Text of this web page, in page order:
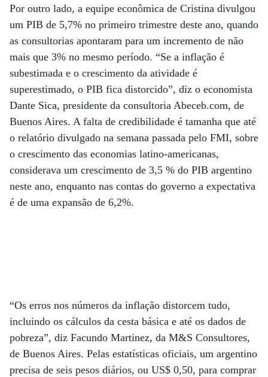
Por outro lado, a equipe econômica de Cristina divulgou
um PIB de 5,7% no primeiro trimestre deste ano, quando
as consultorias apontaram para um incremento de não
mais que 3% no mesmo período. “Se a inflação é
subestimada e o crescimento da atividade é
superestimado, o PIB fica distorcido”, diz o economista
Dante Sica, presidente da consultoria Abeceb.com, de
Buenos Aires. A falta de credibilidade é tamanha que até
o relatório divulgado na semana passada pelo FMI, sobre
o crescimento das economias latino-americanas,
considerava um crescimento de 3,5 % do PIB argentino
neste ano, enquanto nas contas do governo a expectativa
é de uma expansão de 6,2%.
“Os erros nos números da inflação distorcem tudo,
incluindo os cálculos da cesta básica e até os dados de
pobreza”, diz Facundo Martinez, da M&S Consultores,
de Buenos Aires. Pelas estatísticas oficiais, um argentino
precisa de seis pesos diários, ou US$ 0,50, para comprar